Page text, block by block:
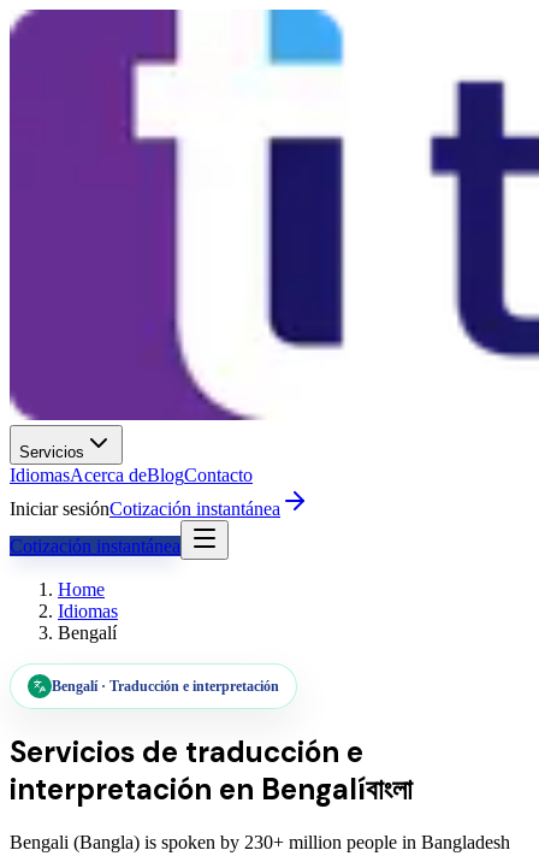
Servicios
IdiomasAcerca deBlogContacto
Iniciar sesiónCotización instantánea
Cotización instantánea
Home
Idiomas
Bengalí
Bengalí· Traducción e interpretación
Servicios de traducción e
interpretación en Bengalíবাংলা
Bengali (Bangla) is spoken by 230+ million people in Bangladesh